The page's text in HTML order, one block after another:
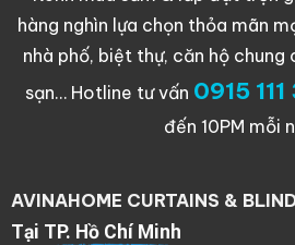
hàng nghìn lựa chọn thỏa mãn
nhà phố, biệt thự, căn hộ chung
sạn… Hotline tư vấn 0915 111
đến 10PM mỗi
AVINAHOME CURTAINS &
Tại TP. Hồ Chí Minh